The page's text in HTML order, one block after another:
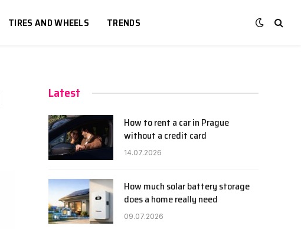
TIRES AND WHEELS TRENDS
Latest
How to rent a car in Prague
without a credit card
14.07.2026
How much solar battery storage
does a home really need
09.07.2026